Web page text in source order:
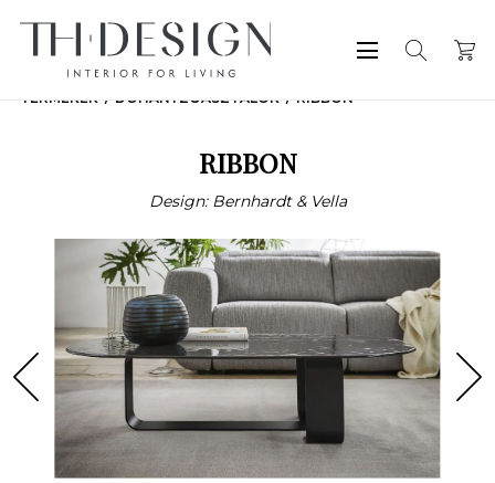
TERMÉKEK DOHÁNYZÓASZTALOK RIBBON
RIBBON
Design: Bernhardt & Vella